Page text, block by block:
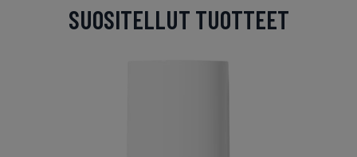
SUOSITELLUT TUOTTEET